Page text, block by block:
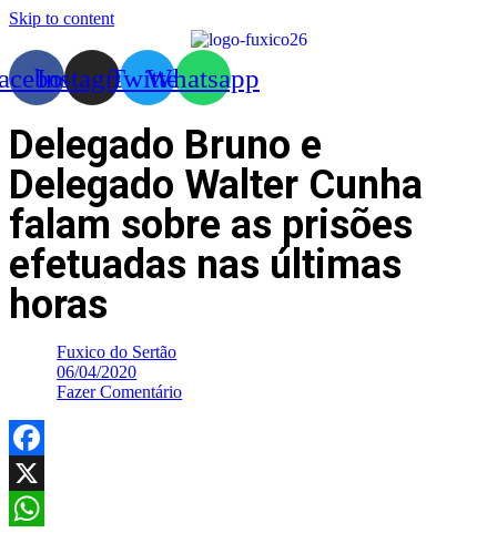
Skip to content
InstagramTwitterWhatsapp
Delegado Bruno e
Delegado Walter Cunha
falam sobre as prisões
efetuadas nas últimas
horas
Fuxico do Sertão
06/04/2020
Fazer Comentário
Facebook
X